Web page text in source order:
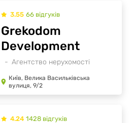
3.55 66 відгуків
Агентство нерухомості
Grekodom
Development
Київ, Велика Васильківська
вулиця, 9/2
4.24 1428 відгуків